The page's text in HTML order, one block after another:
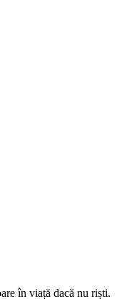
în viață dacă nu riști.